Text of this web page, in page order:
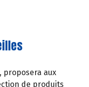
, proposera aux
de produits